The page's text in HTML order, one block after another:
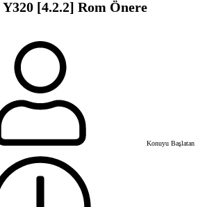
[4.2.2] Rom Önere
Konuyu Başlatan